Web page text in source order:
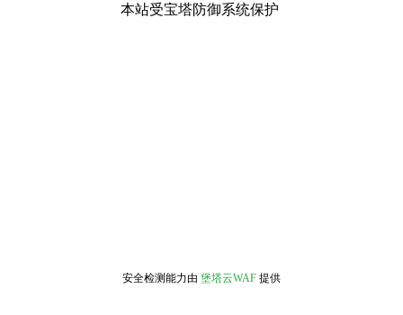
本站受宝塔防御系统保护
安全检测能力由 堡塔云WAF 提供